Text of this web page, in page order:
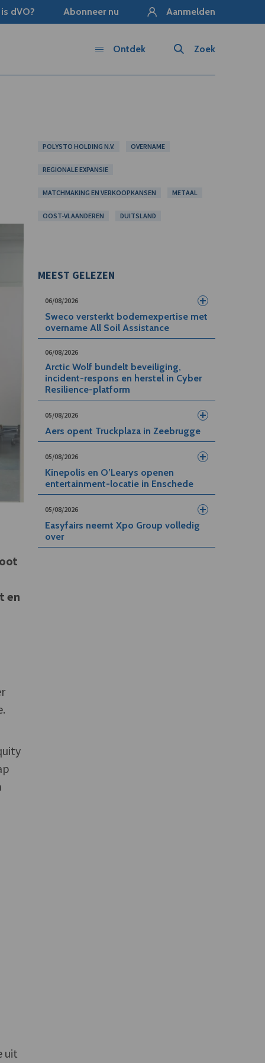
dVO? Abonneer nu Aanmelden
Zoek
Ontdek
en
uit
POLYSTO HOLDING N.V. OVERNAME
REGIONALE EXPANSIE
MATCHMAKING EN VERKOOPKANSEN METAAL
OOST-VLAANDEREN DUITSLAND
MEEST GELEZEN
06/08/2026
Sweco versterkt bodemexpertise met
overname All Soil Assistance
06/08/2026
Arctic Wolf bundelt beveiliging,
incident-respons en herstel in Cyber
Resilience-platform
05/08/2026
Aers opent Truckplaza in Zeebrugge
05/08/2026
Kinepolis en O’Learys openen
entertainment-locatie in Enschede
05/08/2026
Easyfairs neemt Xpo Group volledig
over